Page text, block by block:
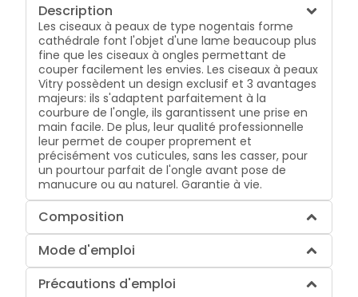
Description
Les ciseaux à peaux de type nogentais forme
cathédrale font l'objet d'une lame beaucoup plus
fine que les ciseaux à ongles permettant de
couper facilement les envies. Les ciseaux à peaux
Vitry possèdent un design exclusif et 3 avantages
majeurs: ils s'adaptent parfaitement à la
courbure de l'ongle, ils garantissent une prise en
main facile. De plus, leur qualité professionnelle
leur permet de couper proprement et
précisément vos cuticules, sans les casser, pour
un pourtour parfait de l'ongle avant pose de
manucure ou au naturel. Garantie à vie.
Composition
Mode d'emploi
Précautions d'emploi